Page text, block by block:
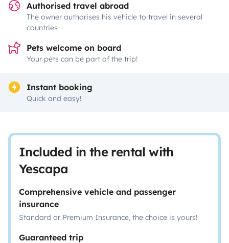
Authorised travel abroad
The owner authorises his vehicle to travel in several
countries
Pets welcome on board
Your pets can be part of the trip!
Instant booking
Quick and easy!
Included in the rental with
Yescapa
Comprehensive vehicle and passenger
insurance
Standard or Premium Insurance, the choice is yours!
Guaranteed trip